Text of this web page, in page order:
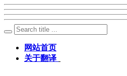
网站首页
关于翻译